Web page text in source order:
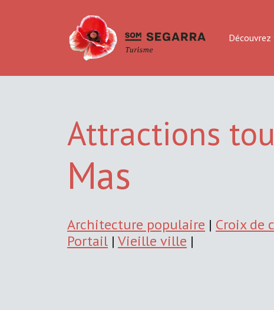
Découvrez
Attractions
Mas
Architecture populaire | Croix de
Portail | Vieille ville |